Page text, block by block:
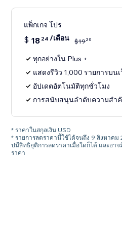
แพ็กเกจ โปร
$ 18 24 /เดือน $1920
ทุกอย่างใน Plus +
แสดงรีวิว 1,000 รายการบ
อัปเดตอัตโนมัติทุกชั่วโมง
การสนับสนุนลำดับความสำ
* ราคาในสกุลเงิน USD
* รายการลดราคานี้ใช้ได้จนถึง 9 สิงหาค
ปมีสิทธิยุติการลดราคาเมื่อใดก็ได้ และอา
ราคา